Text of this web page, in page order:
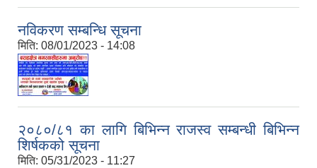
नविकरण सम्बन्धि सूचना
मिति: 08/01/2023 - 14:08
२०८०/८१ का लागि बिभिन्‍न राजस्व सम्बन्धी बिभिन्‍न
शिर्षकको सूचना
मिति: 05/31/2023 - 11:27